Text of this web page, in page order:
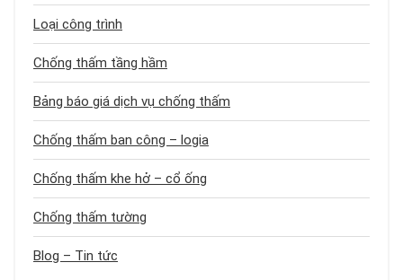
Loại công trình
Chống thấm tầng hầm
Bảng báo giá dịch vụ chống thấm
Chống thấm ban công – logia
Chống thấm khe hở – cổ ống
Chống thấm tường
Blog – Tin tức